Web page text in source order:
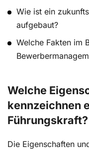
Wie ist ein
aufgebaut?
Welche Fakten im
Welche
kennzeichnen
Führungskraft?
Die Eigenschaften